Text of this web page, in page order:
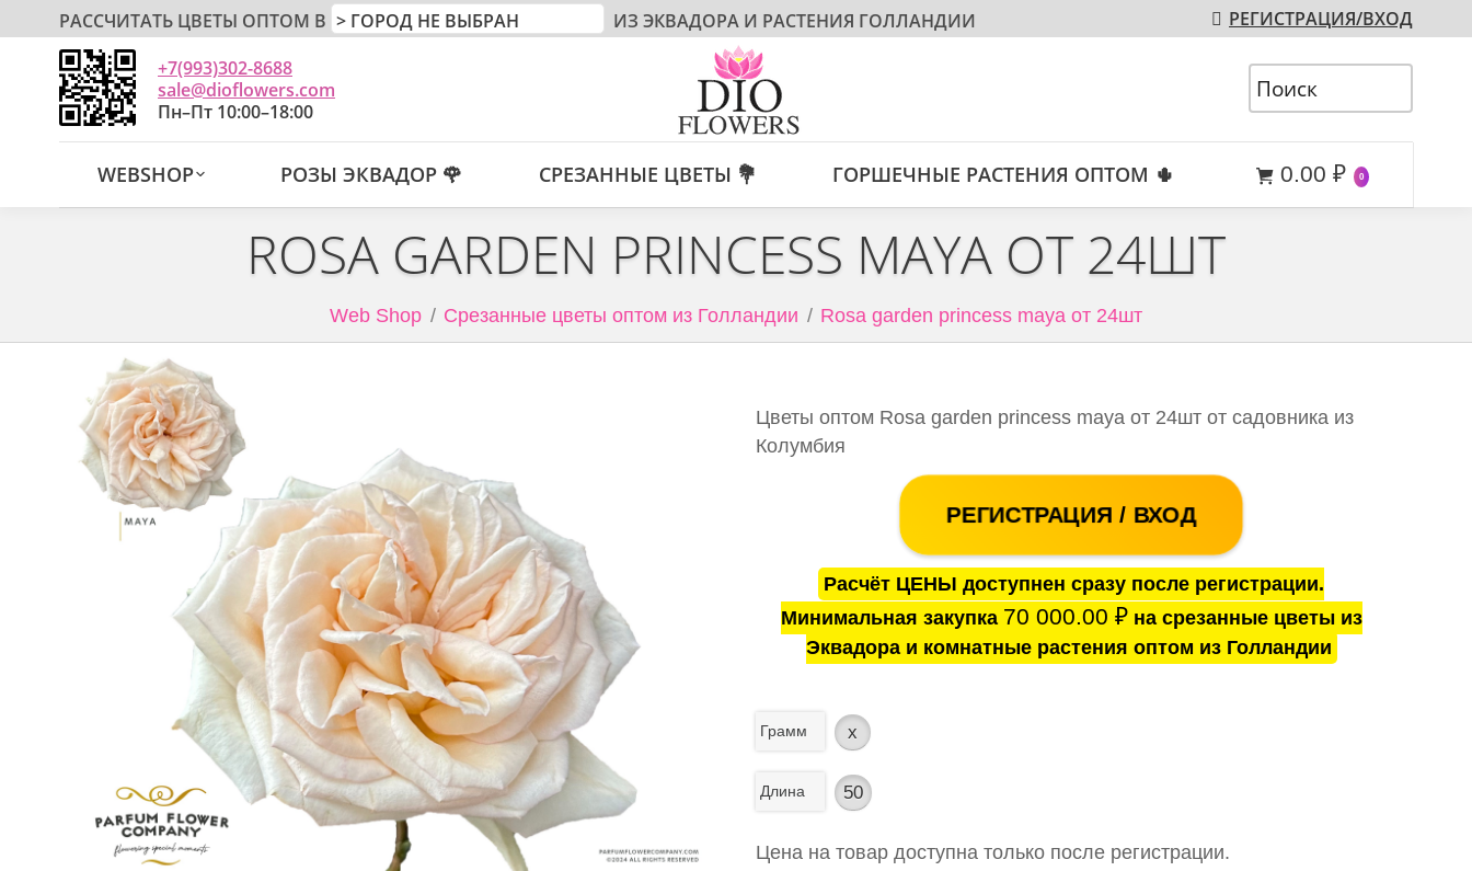
РАССЧИТАТЬ ЦВЕТЫ ОПТОМ В ИЗ ЭКВАДОРА И РАСТЕНИЯ ГОЛЛАНДИИ РЕГИСТРАЦИЯ/ВХОД
+7(993)302-8688
sale@dioflowers.com
Пн–Пт 10:00–18:00
WEBSHOP РОЗЫ ЭКВАДОР 🌹 СРЕЗАННЫЕ ЦВЕТЫ 💐 ГОРШЕЧНЫЕ РАСТЕНИЯ ОПТОМ 🌵 0.00 ₽ 0
ROSA GARDEN PRINCESS MAYA ОТ 24ШТ
Web Shop Срезанные цветы оптом из Голландии Rosa garden princess maya от 24шт
Цветы оптом Rosa garden princess maya от 24шт от садовника из
Колумбия
РЕГИСТРАЦИЯ / ВХОД
Расчёт ЦЕНЫ доступнен сразу после регистрации.
Минимальная закупка 70 000.00 ₽на срезанные цветы из
Эквадора и комнатные растения оптом из Голландии
Грамм x
Длина 50
Цена на товар доступна только после регистрации.